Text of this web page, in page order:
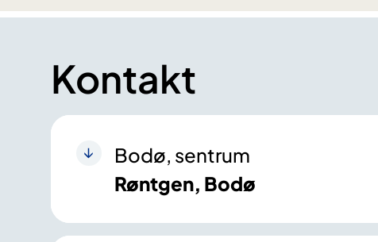
Kontakt
Bodø, sentrum
Røntgen, Bodø